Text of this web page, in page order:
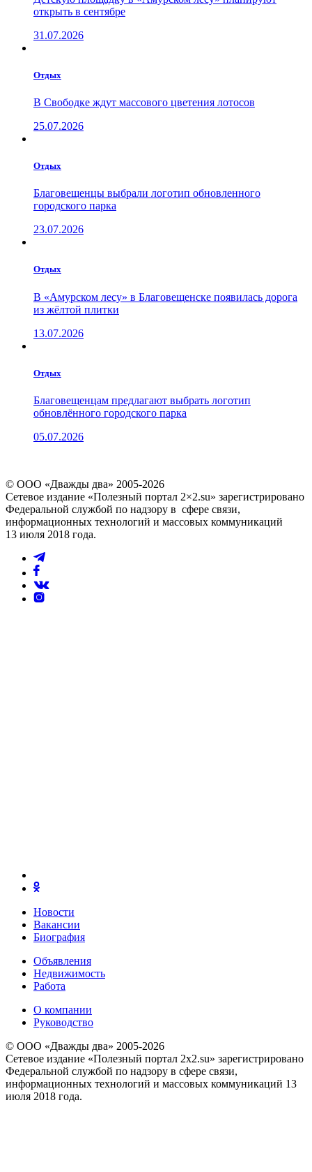
открыть в сентябре
31.07.2026
Отдых
В Свободке ждут массового цветения лотосов
25.07.2026
Отдых
Благовещенцы выбрали логотип обновленного
городского парка
23.07.2026
Отдых
В «Амурском лесу» в Благовещенске появилась дорога
из жёлтой плитки
13.07.2026
Отдых
Благовещенцам предлагают выбрать логотип
обновлённого городского парка
05.07.2026
© ООО «Дважды два» 2005-2026
Сетевое издание «Полезный портал 2×2.su» зарегистрировано
Федеральной службой по надзору в сфере связи,
информационных технологий и массовых коммуникаций
13 июля 2018 года.
Новости
Вакансии
Биография
Объявления
Недвижимость
Работа
О компании
Руководство
© ООО «Дважды два» 2005-2026
Сетевое издание «Полезный портал 2x2.su» зарегистрировано
Федеральной службой по надзору в сфере связи,
информационных технологий и массовых коммуникаций 13
июля 2018 года.